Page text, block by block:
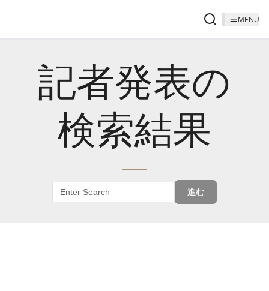
MENU
記者発表の
検索結果
進む